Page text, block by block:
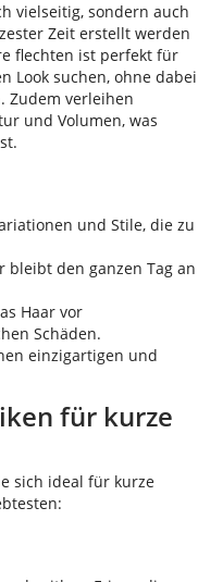
vielseitig, sondern auch
Zeit erstellt werden
flechten ist perfekt für
Look suchen, ohne dabei
Zudem verleihen
und Volumen, was
und Stile, die zu
bleibt den ganzen Tag an
Haar vor
Schäden.
einzigartigen und
für kurze
sich ideal für kurze